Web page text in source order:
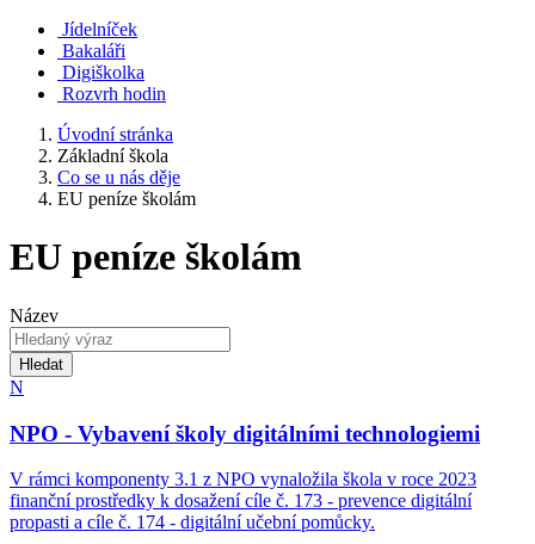
Jídelníček
Bakaláři
Digiškolka
Rozvrh hodin
Úvodní stránka
Základní škola
Co se u nás děje
EU peníze školám
EU peníze školám
Název
Hledat
N
NPO - Vybavení školy digitálními technologiemi
V rámci komponenty 3.1 z NPO vynaložila škola v roce 2023
finanční prostředky k dosažení cíle č. 173 - prevence digitální
propasti a cíle č. 174 - digitální učební pomůcky.